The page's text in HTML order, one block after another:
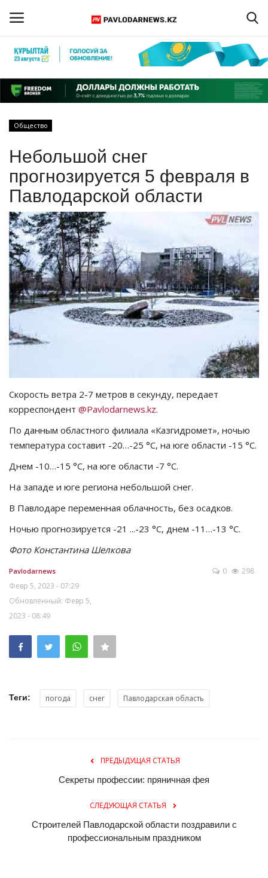
Регистрация
Главная
КАЗАХСТАН
МИР
СПЕЦПРОЕКТЫ
СПОРТ
Чек-лист
РАЗВЛЕЧЕНИЯ
OFFICIAL
Курултай
Язык
Қазақша Русский
Общество
Небольшой снег
прогнозируется 5 февраля в
Павлодарской области
Скорость ветра 2-7 метров в секунду, передает
корреспондент @Pavlodarnews.kz.
По данным областного филиала «Казгидромет», ночью
температура составит -20…-25 °C, на юге области -15 °C.
Днем -10…-15 °C, на юге области -7 °C.
На западе и юге региона небольшой снег.
В Павлодаре переменная облачность, без осадков.
Ночью прогнозируется -21 ...-23 °C, днем -11…-13 °C.
Фото Константина Шелкова
Pavlodarnews
Февр 5, 2023 - 07:29
Обновленный: Февр 5,
2023 - 08:49
0 298
Теги: погода снег Павлодарская область
ПРЕДЫДУЩАЯ СТАТЬЯ
Секреты профессии: пряничная фея
СЛЕДУЮЩАЯ СТАТЬЯ
Строителей Павлодарской области поздравили с
профессиональным праздником